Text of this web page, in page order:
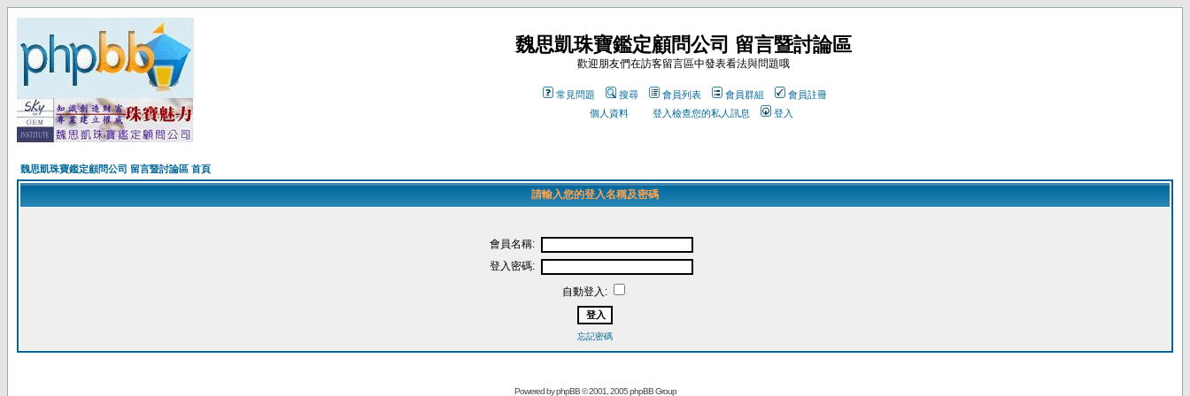
魏思凱珠寶鑑定顧問公司 留言暨討論區
歡迎朋友們在訪客留言區中發表看法與問題哦
常見問題 搜尋 會員列表 會員群組
會員註冊
個人資料
登入檢查您的私人訊息 登入
魏思凱珠寶鑑定顧問公司 留言暨討論區 首頁
請輸入您的登入名稱及密碼
會員名稱:
登入密碼:
自動登入:
忘記密碼
Powered byphpBB© 2001, 2005 phpBB Group